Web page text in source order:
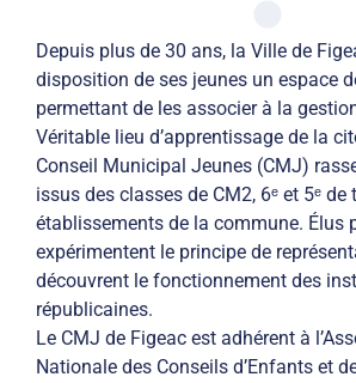
Depuis plus de 30 ans, la Ville de
disposition de ses jeunes un espace
permettant de les associer à la
Véritable lieu d’apprentissage de la
Conseil Municipal Jeunes (CMJ)
issus des classes de CM2, 6ᵉ et 5ᵉ de
établissements de la commune. Élus
expérimentent le principe de
découvrent le fonctionnement des
républicaines.
Le CMJ de Figeac est adhérent à
Nationale des Conseils d’Enfants et